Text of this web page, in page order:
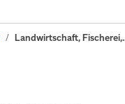
Landwirtschaft,